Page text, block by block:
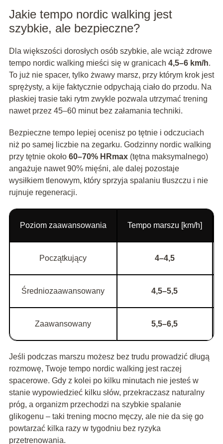
Jakie tempo nordic walking jest
szybkie, ale bezpieczne?
Dla większości dorosłych osób szybkie, ale wciąż zdrowe
tempo nordic walking mieści się w granicach 4,5–6 km/h.
To już nie spacer, tylko żwawy marsz, przy którym krok jest
sprężysty, a kije faktycznie odpychają ciało do przodu. Na
płaskiej trasie taki rytm zwykle pozwala utrzymać trening
nawet przez 45–60 minut bez załamania techniki.
Bezpieczne tempo lepiej ocenisz po tętnie i odczuciach
niż po samej liczbie na zegarku. Godzinny nordic walking
przy tętnie około 60–70% HRmax(tętna maksymalnego)
angażuje nawet 90% mięśni, ale dalej pozostaje
wysiłkiem tlenowym, który sprzyja spalaniu tłuszczu i nie
rujnuje regeneracji.
Poziom zaawansowania Tempo marszu [km/h]
Początkujący 4–4,5
Średniozaawansowany 4,5–5,5
Zaawansowany 5,5–6,5
Jeśli podczas marszu możesz bez trudu prowadzić długą
rozmowę, Twoje tempo nordic walking jest raczej
spacerowe. Gdy z kolei po kilku minutach nie jesteś w
stanie wypowiedzieć kilku słów, przekraczasz naturalny
próg, a organizm przechodzi na szybkie spalanie
glikogenu – taki trening mocno męczy, ale nie da się go
powtarzać kilka razy w tygodniu bez ryzyka
przetrenowania.